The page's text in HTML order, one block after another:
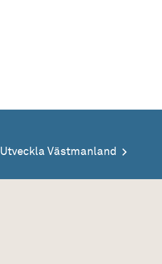
Utveckla Västmanland